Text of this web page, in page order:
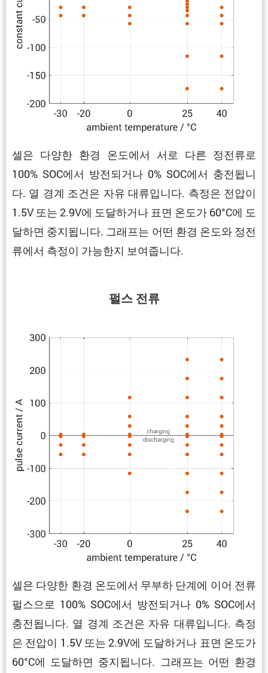
셀은 다양한 환경 온도에서 서로 다른 정전류로
100% SOC에서 방전되거나 0% SOC에서 충전됩니
다. 열 경계 조건은 자유 대류입니다. 측정은 전압이
1.5V 또는 2.9V에 도달하거나 표면 온도가 60°C에 도
달하면 중지됩니다. 그래프는 어떤 환경 온도와 정전
류에서 측정이 가능한지 보여줍니다.
펄스 전류
셀은 다양한 환경 온도에서 무부하 단계에 이어 전류
펄스으로 100% SOC에서 방전되거나 0% SOC에서
충전됩니다. 열 경계 조건은 자유 대류입니다. 측정
은 전압이 1.5V 또는 2.9V에 도달하거나 표면 온도가
60°C에 도달하면 중지됩니다. 그래프는 어떤 환경